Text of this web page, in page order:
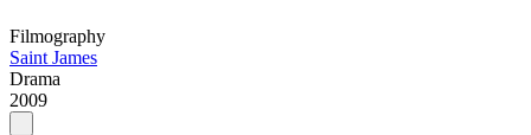
Filmography
Saint James
Drama
2009